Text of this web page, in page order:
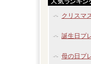
クリスマ
誕生日プ
母の日プ